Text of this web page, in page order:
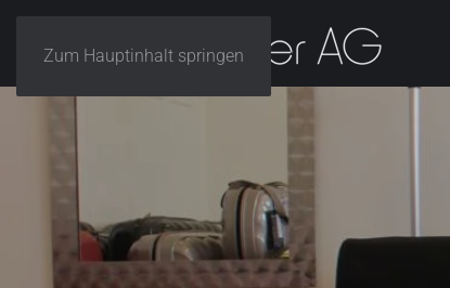
Zum Hauptinhalt springen